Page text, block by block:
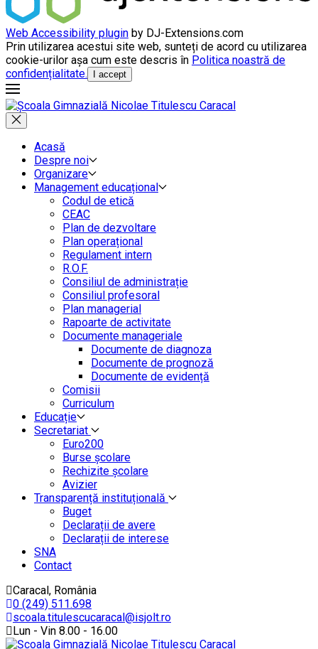
Web Accessibility plugin by DJ-Extensions.com
Prin utilizarea acestui site web, sunteți de acord cu utilizarea
cookie-urilor așa cum este descris în Politica noastră de
confidențialitate.
I accept
Acasă
Despre noi
Organizare
Management educațional
Codul de etică
CEAC
Plan de dezvoltare
Plan operațional
Regulament intern
R.O.F.
Consiliul de administrație
Consiliul profesoral
Plan managerial
Rapoarte de activitate
Documente manageriale
Documente de diagnoza
Documente de prognoză
Documente de evidență
Comisii
Curriculum
Educație
Secretariat
Euro200
Burse școlare
Rechizite școlare
Avizier
Transparență instituțională
Buget
Declarații de avere
Declarații de interese
SNA
Contact
Caracal, România
0 (249) 511.698
scoala.titulescucaracal@isjolt.ro
Lun - Vin 8.00 - 16.00